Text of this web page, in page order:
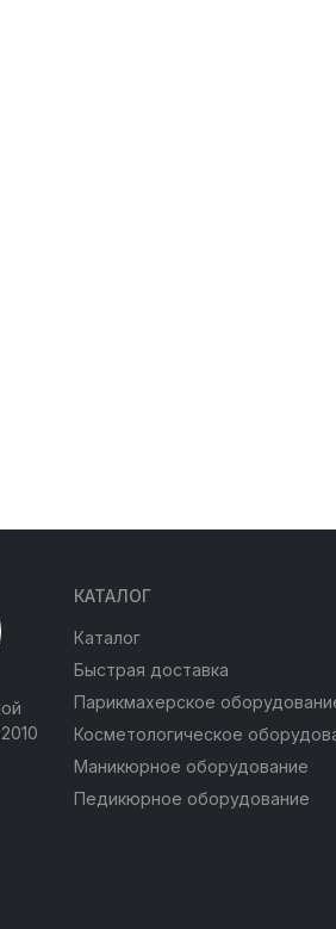
КАТАЛОГ
Каталог
Быстрая доставка
Парикмахерское
Косметологическое
Маникюрное оборудование
Педикюрное оборудование